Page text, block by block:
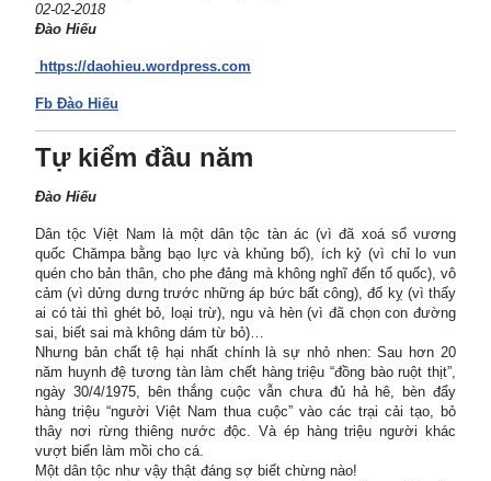
02-02-2018
Đào Hiếu
https://daohieu.wordpress.com
Fb Đào Hiếu
Tự kiểm đầu năm
Đào Hiếu
Dân tộc Việt Nam là một dân tộc tàn ác (vì đã xoá sổ vương
quốc Chămpa bằng bạo lực và khủng bố), ích kỷ (vì chỉ lo vun
quén cho bản thân, cho phe đảng mà không nghĩ đến tổ quốc), vô
cảm (vì dửng dưng trước những áp bức bất công), đố kỵ (vì thấy
ai có tài thì ghét bỏ, loại trừ), ngu và hèn (vì đã chọn con đường
sai, biết sai mà không dám từ bỏ)…
Nhưng bản chất tệ hại nhất chính là sự nhỏ nhen: Sau hơn 20
năm huynh đệ tương tàn làm chết hàng triệu “đồng bào ruột thịt”,
ngày 30/4/1975, bên thắng cuộc vẫn chưa đủ hả hê, bèn đẩy
hàng triệu “người Việt Nam thua cuộc” vào các trại cải tạo, bỏ
thây nơi rừng thiêng nước độc. Và ép hàng triệu người khác
vượt biển làm mồi cho cá.
Một dân tộc như vậy thật đáng sợ biết chừng nào!